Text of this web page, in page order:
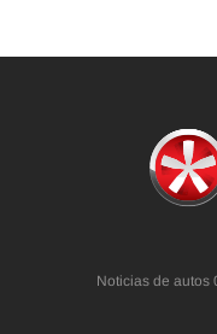
Noticias de autos